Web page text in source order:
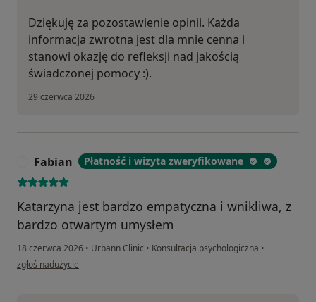
Dziękuję za pozostawienie opinii. Każda
informacja zwrotna jest dla mnie cenna i
stanowi okazję do refleksji nad jakością
świadczonej pomocy :).
29 czerwca 2026
Fabian Płatność i wizyta zweryfikowane
Katarzyna jest bardzo empatyczna i wnikliwa, z
bardzo otwartym umysłem
18 czerwca 2026 • Urbann Clinic • Konsultacja psychologiczna •
w opinii użytkownika Fabian
zgłoś nadużycie